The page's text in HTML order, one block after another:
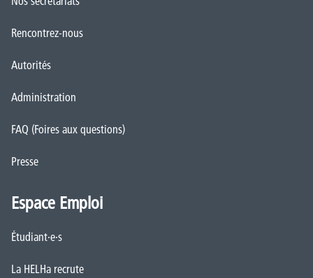
Rencontrez-nous
Autorités
Administration
FAQ (Foires aux questions)
Presse
Espace Emploi
Étudiant·e·s
La HELHa recrute